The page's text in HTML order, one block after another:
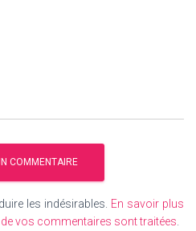
les indésirables. En savoir plus
vos commentaires sont traitées